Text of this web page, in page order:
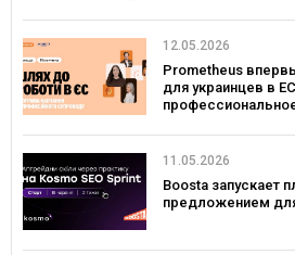
12.05.2026
Prometheus
для украинцев в
11.05.2026
Boosta запускает
предложением